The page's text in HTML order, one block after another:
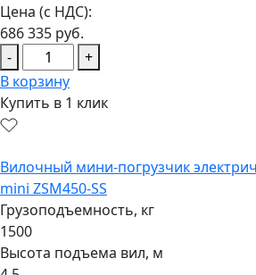
Цена (с НДС):
686 335 руб.
-
+
В корзину
Купить в 1 клик
Вилочный мини-погрузчик
mini ZSM450-SS
Грузоподъемность, кг
1500
Высота подъема вил, м